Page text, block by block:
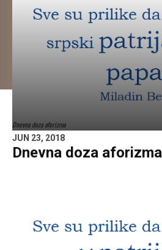
Dnevna doza aforizma
JUN 23, 2018
Dnevna doza aforizma